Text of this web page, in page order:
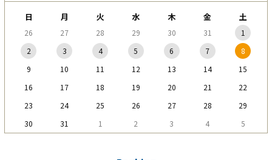
日 月 火 水 木 金 土
26 27 28 29 30 31
1
2
3 4 5 6 7
8
9
10 11 12 13 14
15
16
17 18 19 20 21
22
23
24 25 26 27 28
29
30
31 1 2 3 4 5